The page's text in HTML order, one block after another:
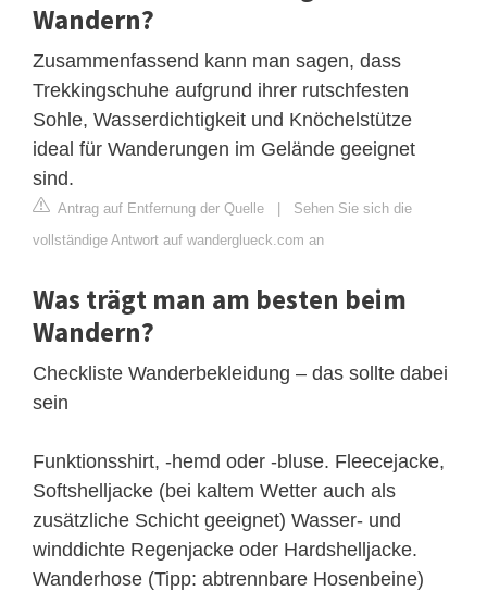
Wandern?
Zusammenfassend kann man sagen, dass
Trekkingschuhe aufgrund ihrer rutschfesten
Sohle, Wasserdichtigkeit und Knöchelstütze
ideal für Wanderungen im Gelände geeignet
sind.
Antrag auf Entfernung der Quelle | Sehen Sie sich die
vollständige Antwort auf wanderglueck.com an
Was trägt man am besten beim
Wandern?
Checkliste Wanderbekleidung – das sollte dabei
sein
Funktionsshirt, -hemd oder -bluse. Fleecejacke,
Softshelljacke (bei kaltem Wetter auch als
zusätzliche Schicht geeignet) Wasser- und
winddichte Regenjacke oder Hardshelljacke.
Wanderhose (Tipp: abtrennbare Hosenbeine)